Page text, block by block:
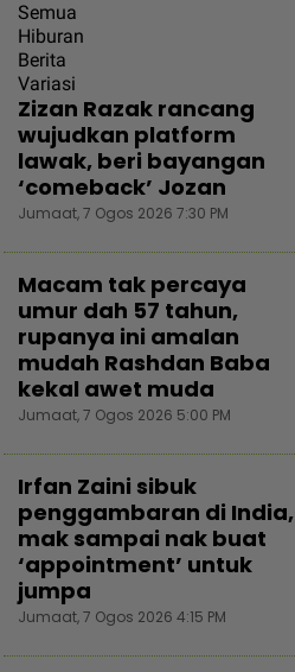
Semua
Hiburan
Berita
Variasi
Zizan Razak rancang
wujudkan platform
lawak, beri bayangan
‘comeback’ Jozan
Jumaat, 7 Ogos 2026 7:30 PM
Macam tak percaya
umur dah 57 tahun,
rupanya ini amalan
mudah Rashdan Baba
kekal awet muda
Jumaat, 7 Ogos 2026 5:00 PM
Irfan Zaini sibuk
penggambaran di India,
mak sampai nak buat
‘appointment’ untuk
jumpa
Jumaat, 7 Ogos 2026 4:15 PM